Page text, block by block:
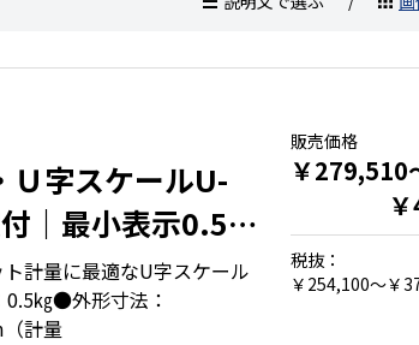
字スケールU-
｜最小表示0.5㎏
計量に最適なU字スケール
㎏●外形寸法：
計量
販売価格
￥279,510
税抜：
￥254,100～￥